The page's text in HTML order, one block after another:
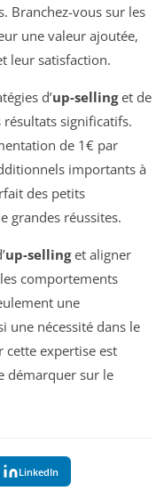
Branchez-vous sur les
une valeur ajoutée,
leur satisfaction.
d’up-sellinget de
significatifs.
de 1€ par
importants à
des petits
grandes réussites.
up-sellinget aligner
comportements
une
une nécessité dans le
cette expertise est
démarquer sur le
LinkedIn